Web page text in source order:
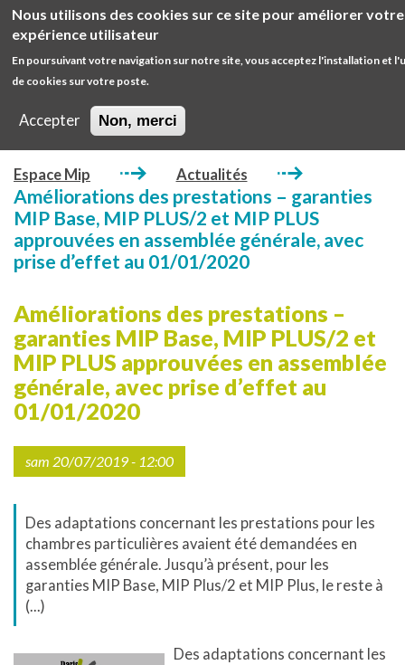
Nous utilisons des cookies sur ce site pour améliorer votre
expérience utilisateur
En poursuivant votre navigation sur notre site, vous acceptez l'installation et
de cookies sur votre poste.
Accepter Non, merci
Aller
au
principal
/
close
main
navigation
Main
GIE
Main
MIP
Espaces
Espace Mip Actualités
Améliorations des prestations – garanties
MIP Base, MIP PLUS/2 et MIP PLUS
approuvées en assemblée générale, avec
prise d’effet au 01/01/2020
Améliorations des prestations –
garanties MIP Base, MIP PLUS/2 et
MIP PLUS approuvées en assemblée
générale, avec prise d’effet au
01/01/2020
sam 20/07/2019 - 12:00
Des adaptations concernant les prestations pour les
chambres particulières avaient été demandées en
assemblée générale. Jusqu’à présent, pour les
garanties MIP Base, MIP Plus/2 et MIP Plus, le reste à
(...)
Des adaptations concernant les